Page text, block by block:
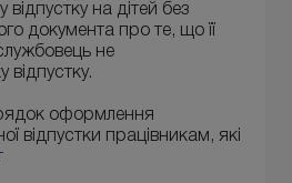
відпустку на дітей без
документа про те, що її
не
відпустку.
оформлення
відпустки працівникам, які